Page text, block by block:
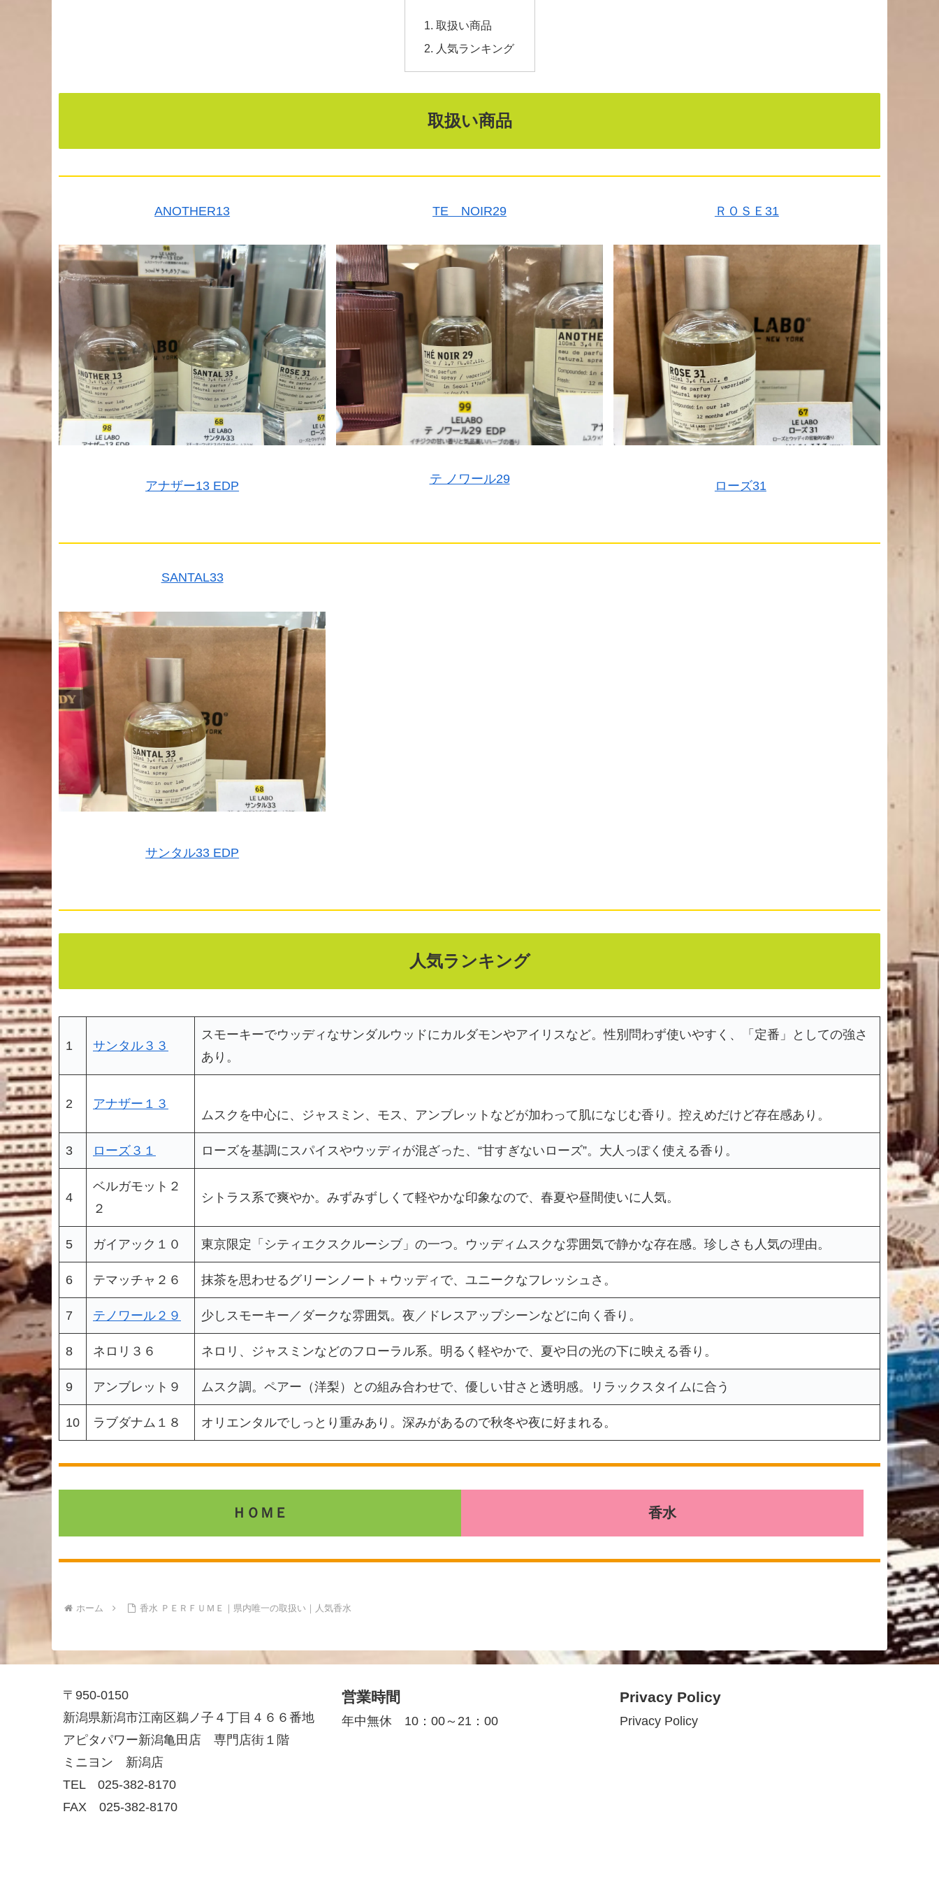
取扱い商品
人気ランキング
取扱い商品
ANOTHER13
アナザー13 EDP
TE NOIR29
テ ノワール29
ＲＯＳＥ31
ローズ31
SANTAL33
サンタル33 EDP
人気ランキング
1 サンタル３３
スモーキーでウッディなサンダルウッドにカルダモンやアイリスなど。性別問わず使いやすく、「定番」としての強さ
あり。
2
アナザー１３
ムスクを中心に、ジャスミン、モス、アンブレットなどが加わって肌になじむ香り。控えめだけど存在感あり。
3 ローズ３１ ローズを基調にスパイスやウッディが混ざった、“甘すぎないローズ”。大人っぽく使える香り。
4
ベルガモット２
２
シトラス系で爽やか。みずみずしくて軽やかな印象なので、春夏や昼間使いに人気。
5 ガイアック１０ 東京限定「シティエクスクルーシブ」の一つ。ウッディムスクな雰囲気で静かな存在感。珍しさも人気の理由。
6 テマッチャ２６ 抹茶を思わせるグリーンノート＋ウッディで、ユニークなフレッシュさ。
7 テノワール２９ 少しスモーキー／ダークな雰囲気。夜／ドレスアップシーンなどに向く香り。
8 ネロリ３６ ネロリ、ジャスミンなどのフローラル系。明るく軽やかで、夏や日の光の下に映える香り。
9 アンブレット９ ムスク調。ペアー（洋梨）との組み合わせで、優しい甘さと透明感。リラックスタイムに合う
10 ラブダナム１８ オリエンタルでしっとり重みあり。深みがあるので秋冬や夜に好まれる。
ＨＯＭＥ 香水
ホーム 香水 ＰＥＲＦＵＭＥ｜県内唯一の取扱い｜人気香水
〒950-0150
新潟県新潟市江南区鵜ノ子４丁目４６６番地
アピタパワー新潟亀田店 専門店街１階
ミニヨン 新潟店
TEL 025-382-8170
FAX 025-382-8170
営業時間
年中無休 10：00～21：00
Privacy Policy
Privacy Policy